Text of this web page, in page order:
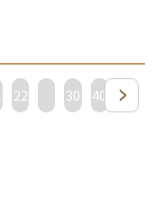
22 30 40 50